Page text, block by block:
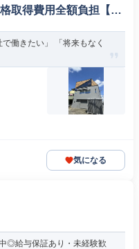
取得費用全額負担【未
働きたい」 「将来もなく
気になる
◎給与保証あり・未経験歓